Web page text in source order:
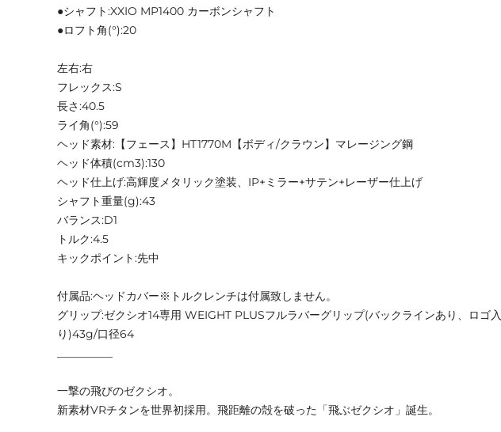
●シャフト:XXIO MP1400 カーボンシャフト
●ロフト角(°):20
左右:右
フレックス:S
長さ:40.5
ライ角(°):59
ヘッド素材:【フェース】HT1770M【ボディ/クラウン】マレージング鋼
ヘッド体積(cm3):130
ヘッド仕上げ:高輝度メタリック塗装、IP+ミラー+サテン+レーザー仕上げ
シャフト重量(g):43
バランス:D1
トルク:4.5
キックポイント:先中
付属品:ヘッドカバー※トルクレンチは付属致しません。
グリップ:ゼクシオ14専用 WEIGHT PLUSフルラバーグリップ(バックラインあり、ロゴ入
り)43g/口径64
一撃の飛びのゼクシオ。
新素材VRチタンを世界初採用。飛距離の殻を破った「飛ぶゼクシオ」誕生。